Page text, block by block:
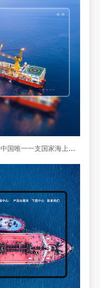
中国唯一一支国家海上专业救助打捞力量